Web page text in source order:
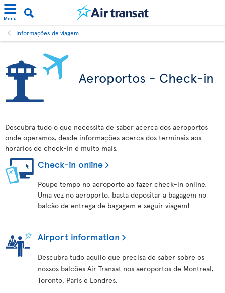
Menu
Informações de viagem
Aeroportos - Check-in
Descubra tudo o que necessita de saber acerca dos aeroportos
onde operamos, desde informações acerca dos terminais aos
horários de check-in e muito mais.
Check-in online
Poupe tempo no aeroporto ao fazer check-in online.
Uma vez no aeroporto, basta depositar a bagagem no
balcão de entrega de bagagem e seguir viagem!
Airport information
Descubra tudo aquilo que precisa de saber sobre os
nossos balcões Air Transat nos aeroportos de Montreal,
Toronto, Paris e Londres.